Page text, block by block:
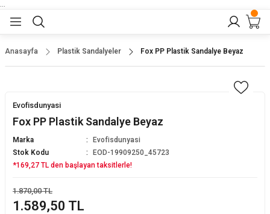
Sandalyesi
Anasayfa Plastik Sandalyeler Fox PP Plastik Sandalye Beyaz
Evofisdunyasi
Fox PP Plastik Sandalye Beyaz
Marka
Evofisdunyasi
Stok Kodu
EOD-19909250_45723
*169,27 TL den başlayan taksitlerle!
1.589,50 TL
1.870,00 TL